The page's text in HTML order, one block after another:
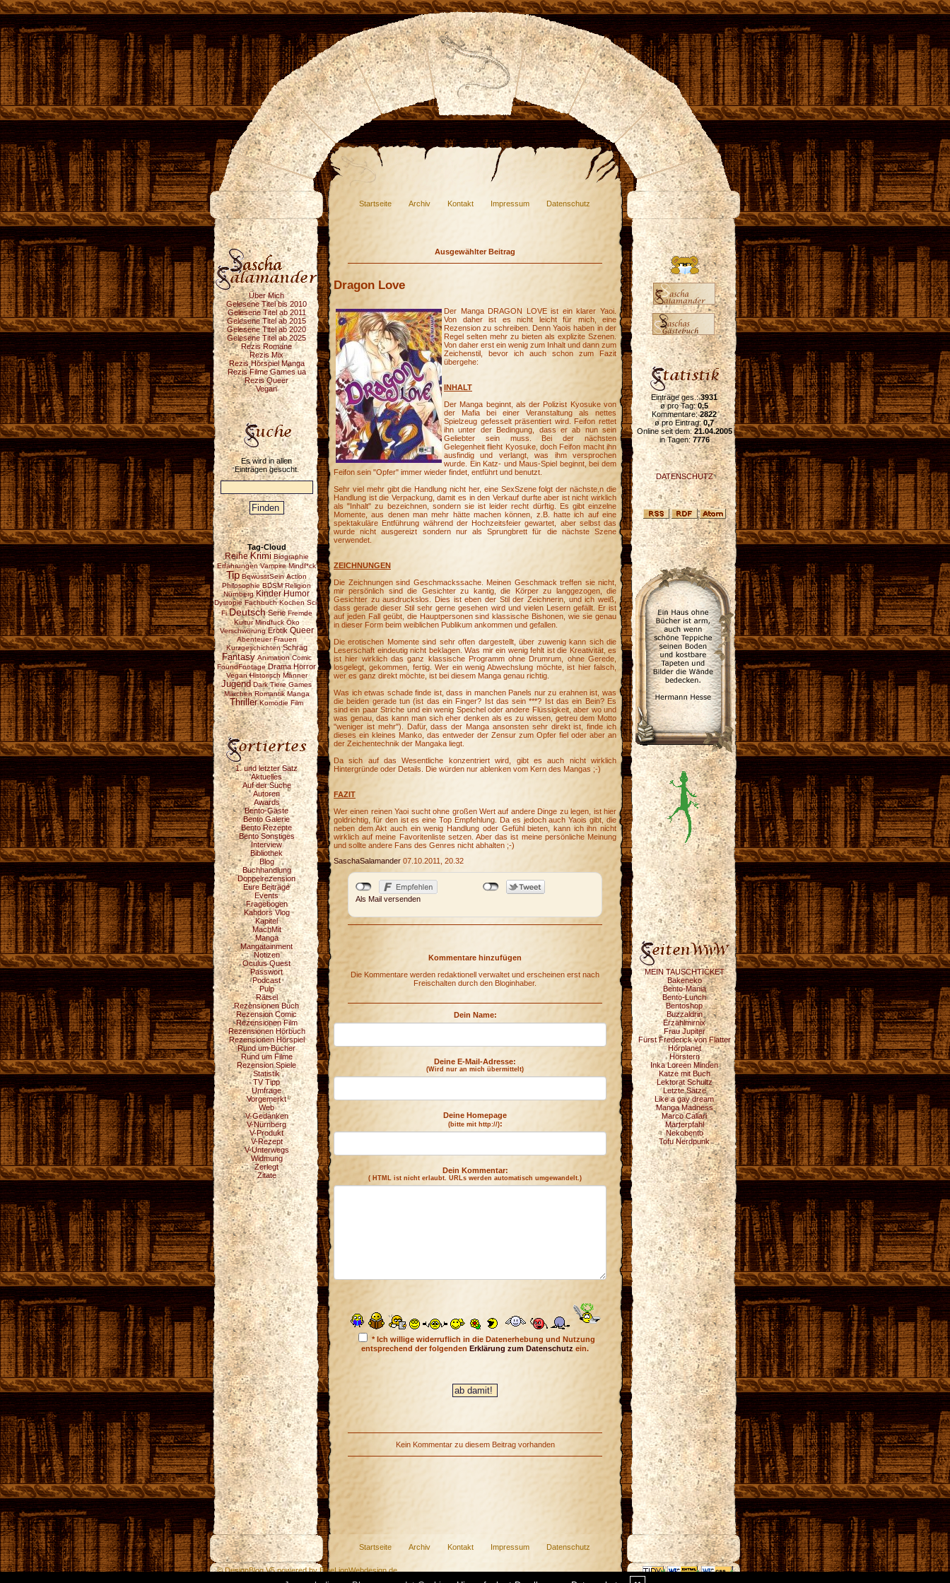
Startseite Archiv Kontakt Impressum Datenschutz
Über Mich
Gelesene Titel bis 2010
Gelesene Titel ab 2011
Gelesene Titel ab 2015
Gelesene Titel ab 2020
Gelesene Titel ab 2025
Rezis Romane
Rezis Mix
Rezis Hörspiel Manga
Rezis Filme Games ua
Rezis Queer
Vegan
Es wird in allen
Einträgen gesucht.
Tag-Cloud
Reihe Krimi Biographie
Erfahrungen Vampire Mindf*ck
Tip BewusstSein Action
Philosophie BDSM Religion
Nürnberg Kinder Humor
Dystopie Fachbuch Kochen Sci-
Fi Deutsch Serie Fremde
Kultur Mindfuck Öko
Verschwörung Erotik Queer
Abenteuer Frauen
Kurzgeschichten Schräg
Fantasy Animation Comic
FoundFootage Drama Horror
Vegan Historisch Männer
Jugend Dark Tiere Games
Märchen Romantik Manga
Thriller Komödie Film
1. und letzter Satz
Aktuelles
Auf der Suche
Autoren
Awards
Bento-Gäste
Bento Galerie
Bento Rezepte
Bento Sonstiges
Interview
Bibliothek
Blog
Buchhandlung
Doppelrezension
Eure Beiträge
Events
Fragebogen
Kahdors Vlog
Kapitel
MachMit
Manga
Mangatainment
Notizen
Oculus Quest
Passwort
Podcast
Pulp
Rätsel
Rezensionen Buch
Rezension Comic
Rezensionen Film
Rezensionen Hörbuch
Rezensionen Hörspiel
Rund um Bücher
Rund um Filme
Rezension Spiele
Statistik
TV Tipp
Umfrage
Vorgemerkt
Web
V-Gedanken
V-Nürnberg
V-Produkt
V-Rezept
V-Unterwegs
Widmung
Zerlegt
Zitate
Ausgewählter Beitrag
Dragon Love
Der Manga DRAGON LOVE ist ein klarer Yaoi.
Von daher ist es nicht leicht für mich, eine
Rezension zu schreiben. Denn Yaois haben in der
Regel selten mehr zu bieten als explizite Szenen.
Von daher erst ein wenig zum Inhalt und dann zum
Zeichenstil, bevor ich auch schon zum Fazit
übergehe:
INHALT
Der Manga beginnt, als der Polizist Kyosuke von
der Mafia bei einer Veranstaltung als nettes
Spielzeug gefesselt präsentiert wird. Feifon rettet
ihn unter der Bedingung, dass er ab nun sein
Geliebter sein muss. Bei der nächsten
Gelegenheit flieht Kyosuke, doch Feifon macht ihn
ausfindig und verlangt, was ihm versprochen
wurde. Ein Katz- und Maus-Spiel beginnt, bei dem
Feifon sein "Opfer" immer wieder findet, entführt und benutzt.
Sehr viel mehr gibt die Handlung nicht her, eine SexSzene folgt der nächste,n die
Handlung ist die Verpackung, damit es in den Verkauf durfte aber ist nicht wirklich
als "Inhalt" zu bezeichnen, sondern sie ist leider recht dürftig. Es gibt einzelne
Momente, aus denen man mehr hätte machen können, z.B. hatte ich auf eine
spektakuläre Entführung während der Hochzeitsfeier gewartet, aber selbst das
wurde nicht ausgereizt sondern nur als Sprungbrett für die nächste Szene
verwendet.
ZEICHNUNGEN
Die Zeichnungen sind Geschmackssache. Meinen Geschmack treffen sie nicht,
mir persönlich sind die Gesichter zu kantig, die Körper zu langgezogen, die
Gesichter zu ausdruckslos. Dies ist eben der Stil der Zeichnerin, und ich weiß,
dass gerade dieser Stil sehr gerne gesehen wird und vielen Lesern gefällt. Er ist
auf jeden Fall geübt, die Hauptpersonen sind klassische Bishonen, wie sie genau
in dieser Form beim weiblichen Publikum ankommen und gefallen.
Die erotischen Momente sind sehr offen dargestellt, über zuwenig kann sich die
Leserschaft eindeutig nicht beklagen. Was mir ein wenig fehlt ist die Kreativität, es
ist hier wirklich das ganz klassische Programm ohne Drumrum, ohne Gerede,
losgelegt, gekommen, fertig. Wer ein wenig Abwechslung möchte, ist hier falsch,
wer es ganz direkt möchte, ist bei diesem Manga genau richtig.
Was ich etwas schade finde ist, dass in manchen Panels nur zu erahnen ist, was
die beiden gerade tun (ist das ein Finger? Ist das sein ***? Ist das ein Bein? Es
sind ein paar Striche und ein wenig Speichel oder andere Flüssigkeit, aber wo und
was genau, das kann man sich eher denken als es zu wissen, getreu dem Motto
"weniger ist mehr"). Dafür, dass der Manga ansonsten sehr direkt ist, finde ich
dieses ein kleines Manko, das entweder der Zensur zum Opfer fiel oder aber an
der Zeichentechnik der Mangaka liegt.
Da sich auf das Wesentliche konzentriert wird, gibt es auch nicht wirklich
Hintergründe oder Details. Die würden nur ablenken vom Kern des Mangas ;-)
FAZIT
Wer einen reinen Yaoi sucht ohne großen Wert auf andere Dinge zu legen, ist hier
goldrichtig, für den ist es eine Top Empfehlung. Da es jedoch auch Yaois gibt, die
neben dem Akt auch ein wenig Handlung oder Gefühl bieten, kann ich ihn nicht
wirklich auf meine Favoritenliste setzen. Aber das ist meine persönliche Meinung
und sollte andere Fans des Genres nicht abhalten ;-)
SaschaSalamander 07.10.2011, 20.32
Als Mail versenden
Kommentare hinzufügen
Die Kommentare werden redaktionell verwaltet und erscheinen erst nach
Freischalten durch den Bloginhaber.
Dein Name:
Deine E-Mail-Adresse:
(Wird nur an mich übermittelt)
Deine Homepage
(bitte mit http://):
Dein Kommentar:
( HTML ist nicht erlaubt. URLs werden automatisch umgewandelt.)
* Ich willige widerruflich in die Datenerhebung und Nutzung
entsprechend der folgenden Erklärung zum Datenschutz ein.
Kein Kommentar zu diesem Beitrag vorhanden
Einträge ges.:3931
ø pro Tag:0,5
Kommentare:2822
ø pro Eintrag:0,7
Online seit dem:21.04.2005
in Tagen:7776
DATENSCHUTZ
MEIN TAUSCHTICKET
Bakeneko
Bento-Mania
Bento-Lunch
Bentoshop
Buzzaldrin
Erzählmirnix
Frau Jupiter
Fürst Frederick von Flatter
Hörplanet
Hörstern
Inka Loreen Minden
Katze mit Buch
Lektorat Schultz
Letzte Sätze
Like a gay dream
Manga Madness
Marco Callari
Marterpfahl
Nekobento
Tofu Nerdpunk
Startseite Archiv Kontakt Impressum Datenschutz
© DesignBlog V5 powered by BlueLionWebdesign.de